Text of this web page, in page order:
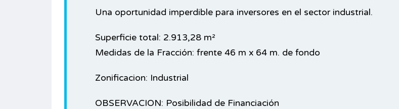
Una oportunidad imperdible para inversores en el sector industrial.
Superficie total: 2.913,28 m²
Medidas de la Fracción: frente 46 m x 64 m. de fondo
Zonificacion: Industrial
OBSERVACION: Posibilidad de Financiación